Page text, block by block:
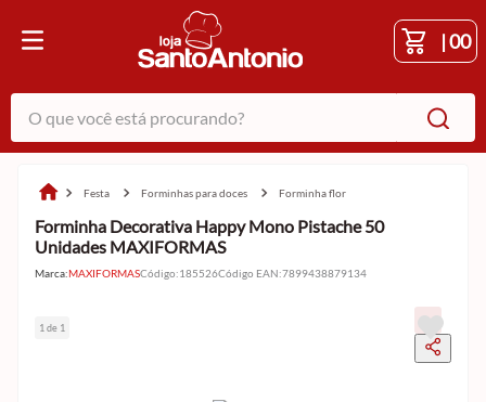
|00
O que você está procurando?
festa forminhas para doces forminha flor
Forminha Decorativa Happy Mono Pistache 50
Unidades MAXIFORMAS
Marca:MAXIFORMASCódigo:185526Código EAN:7899438879134
1 de 1